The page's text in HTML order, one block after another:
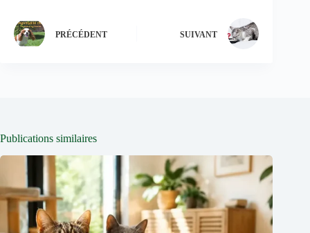
PRÉCÉDENT SUIVANT
Publications similaires